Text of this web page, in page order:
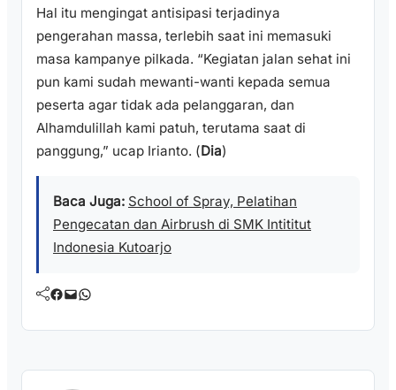
Hal itu mengingat antisipasi terjadinya
pengerahan massa, terlebih saat ini memasuki
masa kampanye pilkada. “Kegiatan jalan sehat ini
pun kami sudah mewanti-wanti kepada semua
peserta agar tidak ada pelanggaran, dan
Alhamdulillah kami patuh, terutama saat di
panggung,” ucap Irianto. (Dia)
Baca Juga: School of Spray, Pelatihan
Pengecatan dan Airbrush di SMK Intititut
Indonesia Kutoarjo
Facebook Mail WhatsApp